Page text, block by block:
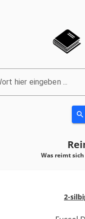
hier eingeben ...
search
Was reimt
2-